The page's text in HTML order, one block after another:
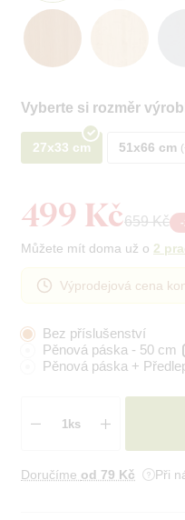
Vyberte si rozměr
27x33 cm 51x66 cm
499 Kč659 Kč -
Můžete mít doma už o 2
Výprodejová cena
Bez příslušenství
Pěnová páska - 50 cm
Pěnová páska +
Doručíme od 79 Kč Při